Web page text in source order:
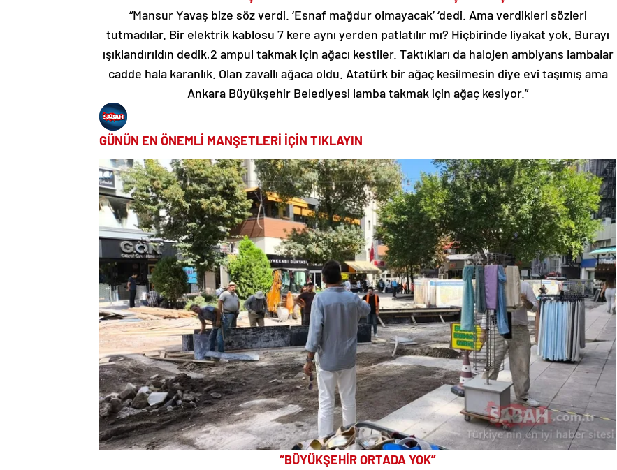
“Mansur Yavaş bize söz verdi. ‘Esnaf mağdur olmayacak’ ‘dedi. Ama verdikleri sözleri
tutmadılar. Bir elektrik kablosu 7 kere aynı yerden patlatılır mı? Hiçbirinde liyakat yok. Burayı
ışıklandırıldın dedik,2 ampul takmak için ağacı kestiler. Taktıkları da halojen ambiyans lambalar
cadde hala karanlık. Olan zavallı ağaca oldu. Atatürk bir ağaç kesilmesin diye evi taşımış ama
Ankara Büyükşehir Belediyesi lamba takmak için ağaç kesiyor.”
GÜNÜN EN ÖNEMLİ MANŞETLERİ İÇİN TIKLAYIN
“BÜYÜKŞEHİR ORTADA YOK”